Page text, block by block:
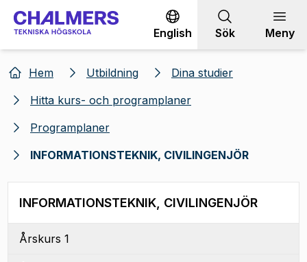
Gå till innehållet
English Sök Meny
Hem Utbildning
Dina studier
Hitta kurs- och programplaner
Programplaner
INFORMATIONSTEKNIK, CIVILINGENJÖR
INFORMATIONSTEKNIK, CIVILINGENJÖR
Årskurs 1